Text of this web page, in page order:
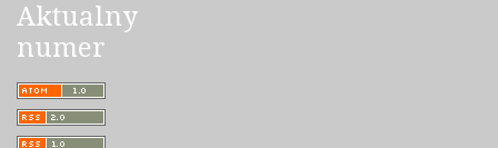
Aktualny
numer